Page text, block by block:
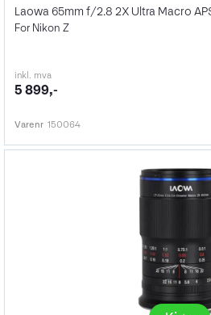
Laowa 65mm f/2.8 2X Ultra Macro
For Nikon Z
inkl. mva
5 899,-
Varenr 150064